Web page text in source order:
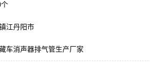
个
江丹阳市
车消声器排气管生产厂家